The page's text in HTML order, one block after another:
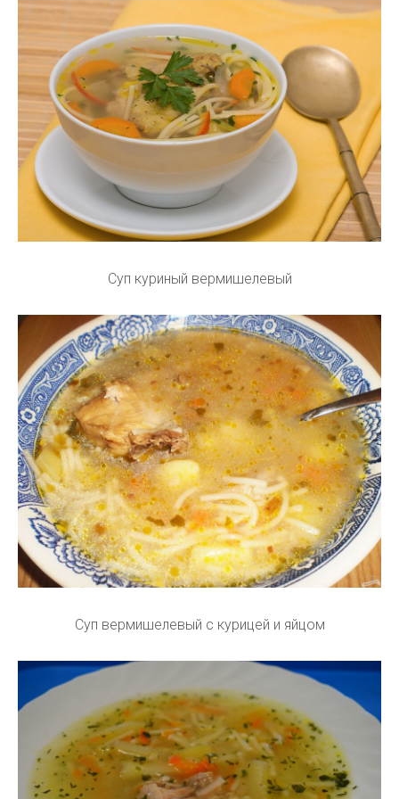
Суп куриный вермишелевый
Суп вермишелевый с курицей и яйцом